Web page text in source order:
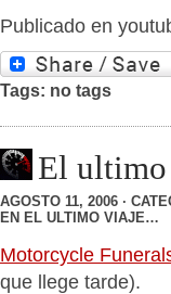
Publicado en
Tags: no tags
El
AGOSTO 11, 2006 ·
EN EL ULTIMO VIAJE…
Motorcycle
que llege tarde).